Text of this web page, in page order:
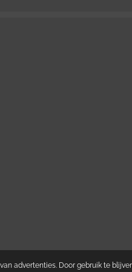
advertenties. Door gebruik te